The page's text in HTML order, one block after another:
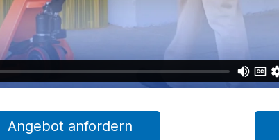
Angebot anfordern